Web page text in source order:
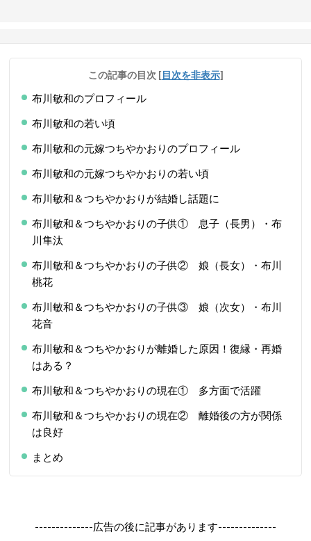
この記事の目次 [目次を非表示]
布川敏和のプロフィール
布川敏和の若い頃
布川敏和の元嫁つちやかおりのプロフィール
布川敏和の元嫁つちやかおりの若い頃
布川敏和＆つちやかおりが結婚し話題に
布川敏和＆つちやかおりの子供① 息子（長男）・布
川隼汰
布川敏和＆つちやかおりの子供② 娘（長女）・布川
桃花
布川敏和＆つちやかおりの子供③ 娘（次女）・布川
花音
布川敏和＆つちやかおりが離婚した原因！復縁・再婚
はある？
布川敏和＆つちやかおりの現在① 多方面で活躍
布川敏和＆つちやかおりの現在② 離婚後の方が関係
は良好
まとめ
--------------広告の後に記事があります--------------